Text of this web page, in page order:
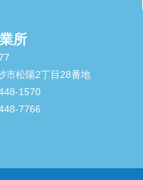
所
市松陽2丁目28番地
1570
7766